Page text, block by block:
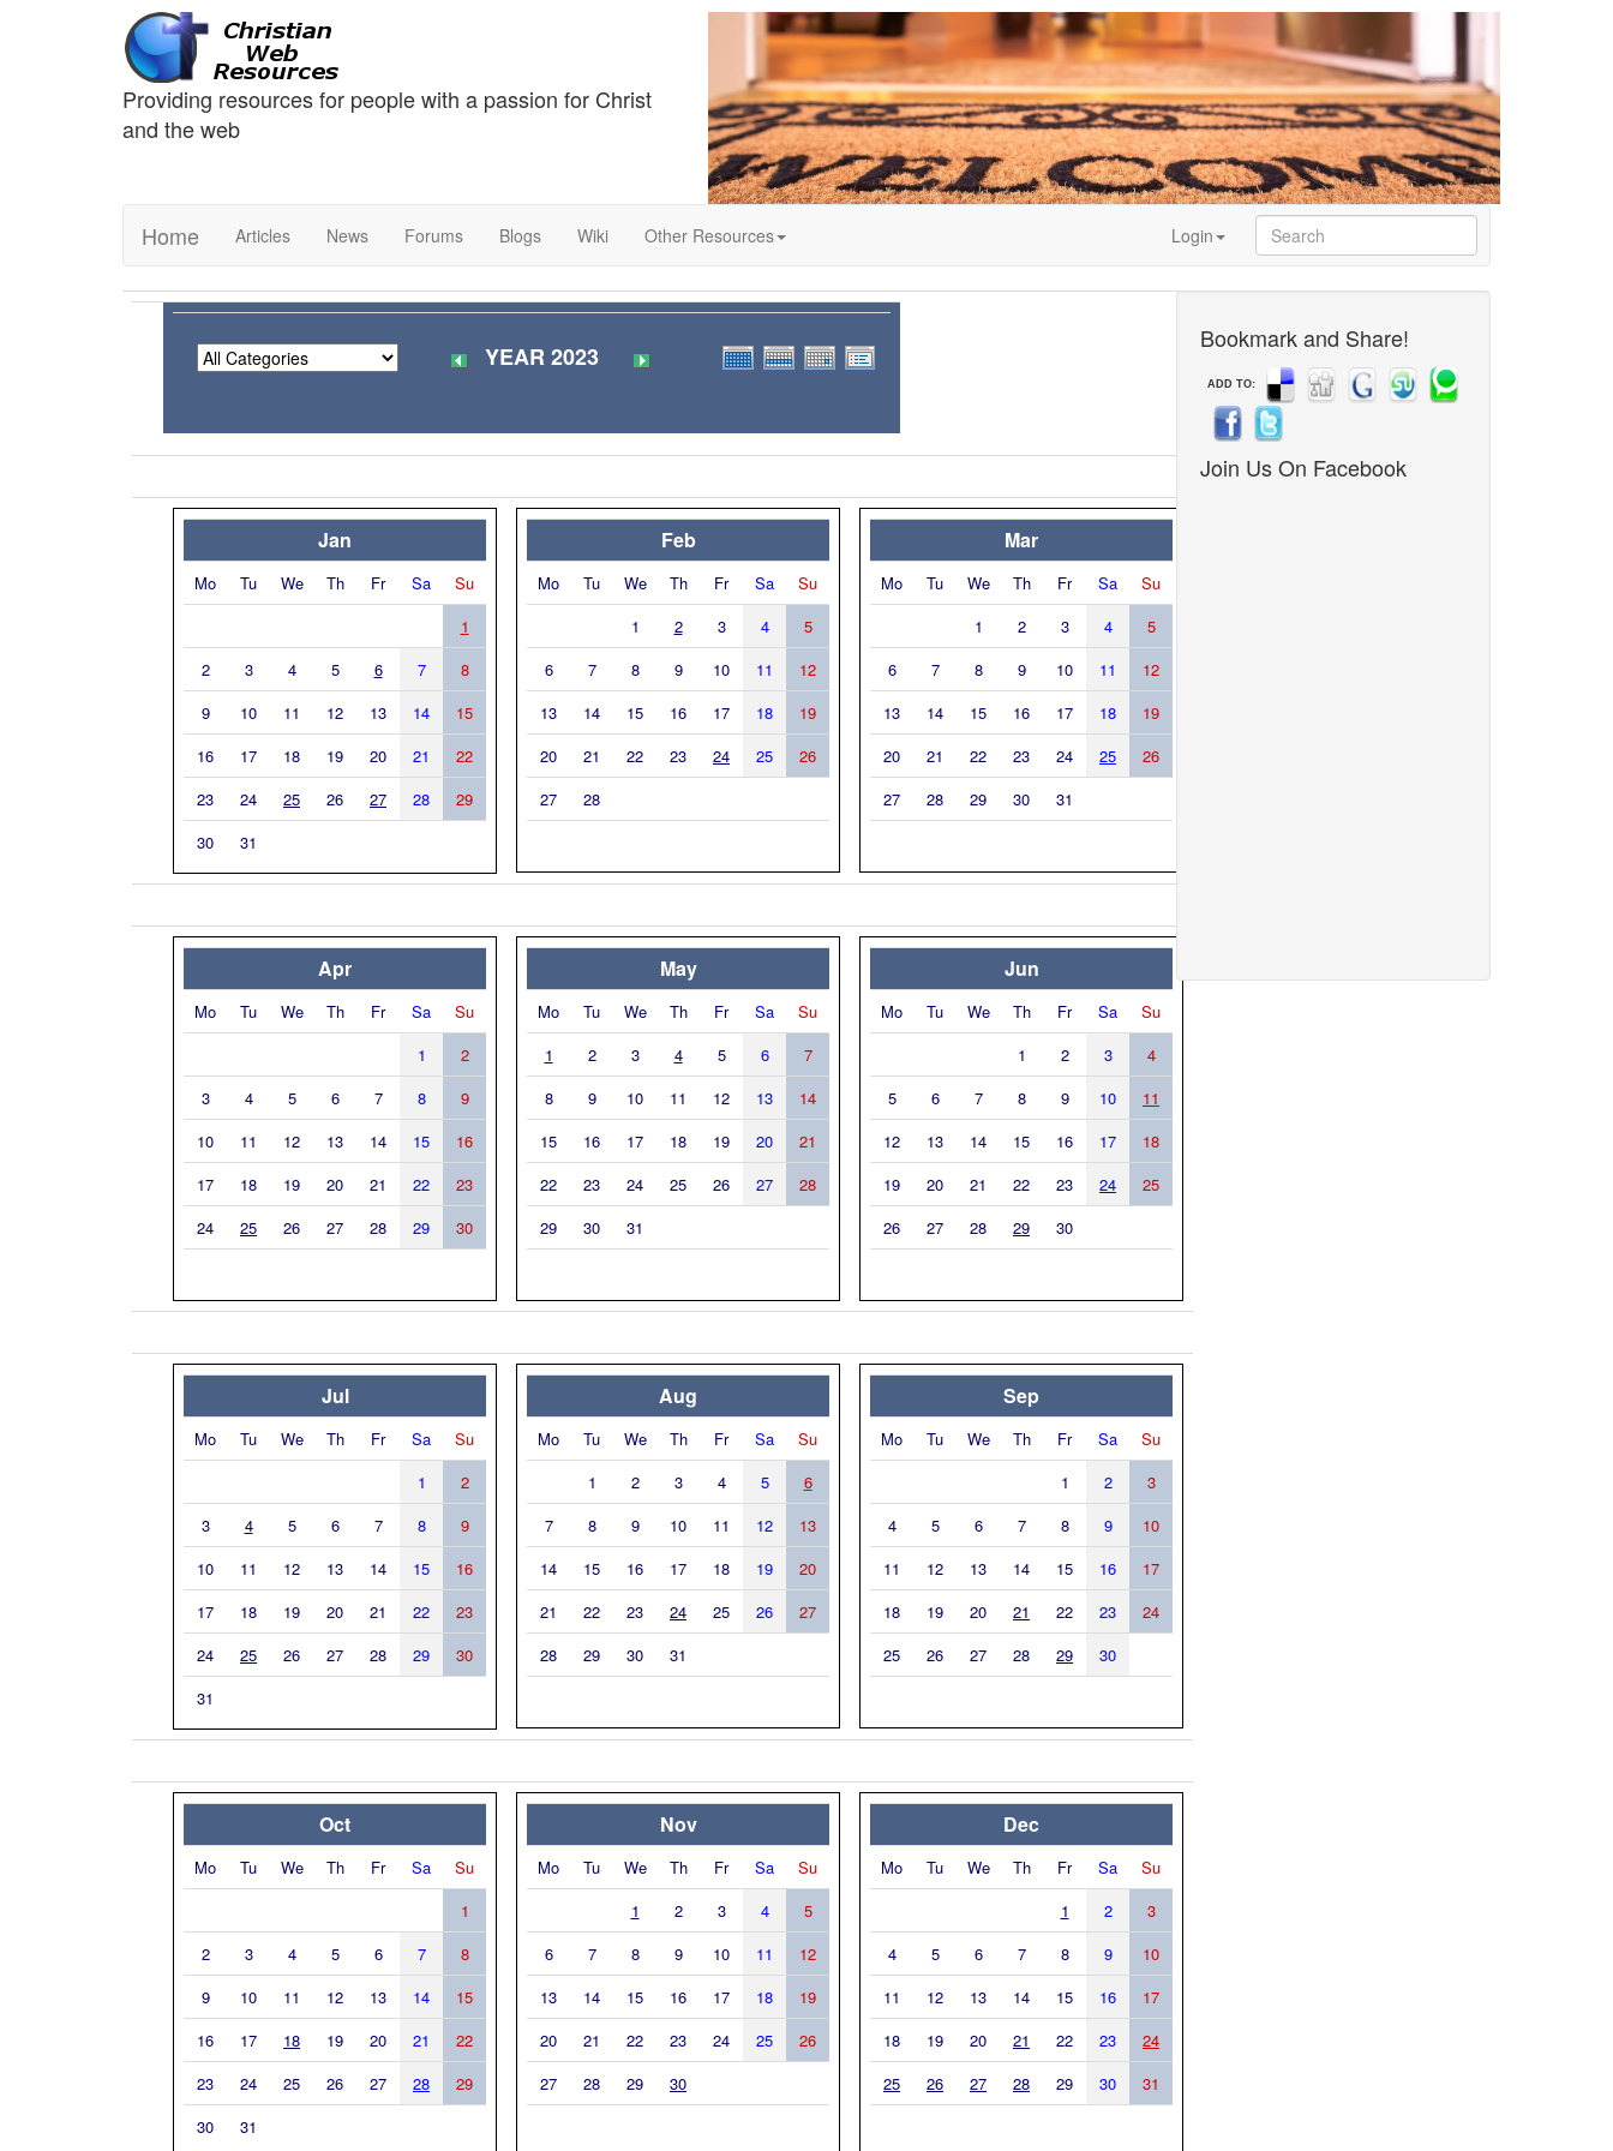
Providing resources for people with a passion for Christ
and the web
Home Articles News Forums Blogs Wiki Other Resources Login
YEAR 2023
Jan
Mo Tu We Th Fr Sa
Su
1
2
3 4 5 6 7
8
9
10 11 12 13 14
15
16
17 18 19 20 21
22
23
24 25 26 27 28
29
30
31
Feb
Mo Tu We Th Fr Sa
Su
1
2 3 4
5
6
7 8 9 10 11
12
13
14 15 16 17 18
19
20
21 22 23 24 25
26
27
28
Mar
Mo Tu We Th Fr Sa
Su
1
2 3 4
5
6
7 8 9 10 11
12
13
14 15 16 17 18
19
20
21 22 23 24 25
26
27
28 29 30 31
Apr
Mo Tu We Th Fr Sa
Su
1
2
3
4 5 6 7 8
9
10
11 12 13 14 15
16
17
18 19 20 21 22
23
24
25 26 27 28 29 30
May
Mo Tu We Th Fr Sa
Su
1
2 3 4 5 6
7
8
9 10 11 12 13
14
15
16 17 18 19 20
21
22
23 24 25 26 27
28
29
30 31
Jun
Mo Tu We Th Fr Sa
Su
1
2 3
4
5
6 7 8 9 10
11
12
13 14 15 16 17
18
19
20 21 22 23 24
25
26
27 28 29 30
Jul
Mo Tu We Th Fr Sa
Su
1
2
3
4 5 6 7 8
9
10
11 12 13 14 15
16
17
18 19 20 21 22
23
24
25 26 27 28 29
30
31
Aug
Mo Tu We Th Fr Sa
Su
1
2 3 4 5
6
7
8 9 10 11 12
13
14
15 16 17 18 19
20
21
22 23 24 25 26
27
28
29 30 31
Sep
Mo Tu We Th Fr Sa
Su
1
2
3
4
5 6 7 8 9
10
11
12 13 14 15 16
17
18
19 20 21 22 23
24
25
26 27 28 29 30
Oct
Mo Tu We Th Fr Sa
Su
1
2
3 4 5 6 7
8
9
10 11 12 13 14
15
16
17 18 19 20 21
22
23
24 25 26 27 28
29
30
31
Nov
Mo Tu We Th Fr Sa
Su
1
2 3 4
5
6
7 8 9 10 11
12
13
14 15 16 17 18
19
20
21 22 23 24 25
26
27
28 29 30
Dec
Mo Tu We Th Fr Sa
Su
1
2
3
4
5 6 7 8 9
10
11
12 13 14 15 16
17
18
19 20 21 22 23
24
25
26 27 28 29 30 31
Bookmark and Share!
ADD TO:
Join Us On Facebook